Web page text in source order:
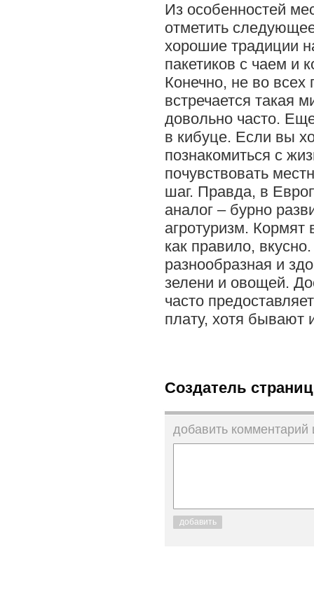
Из особенностей
отметить
хорошие традиции
пакетиков с чаем и
Конечно, не во всех
встречается такая
довольно часто.
в кибуце. Если вы
познакомиться с
почувствовать
шаг. Правда, в
аналог – бурно
агротуризм. Кормят
как правило,
разнообразная и
зелени и овощей.
часто
плату, хотя бывают
Создатель
добавить
добавить